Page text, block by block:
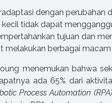
dengan perubahan
kecil tidak dapat
tujuan dan
melakukan berbagai
menemukan bahwa
ada 65% dari
Process Automation (RPA)